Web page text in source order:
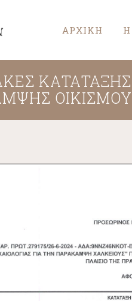
ΑΡΧΙΚΗ Η